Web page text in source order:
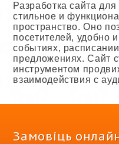
Замовіць
Разработка сайта для
стильное и
пространство. Оно
посетителей, удобно
событиях,
предложениях. Сайт
инструментом
взаимодействия с